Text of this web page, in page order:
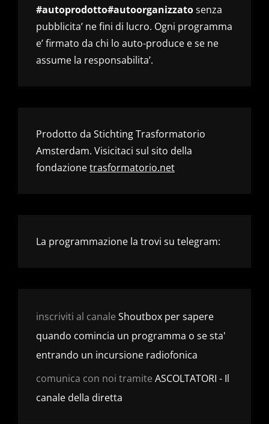
#autoprodotto#autoorganizzatosenza
pubblicita’ ne fini di lucro. Ogni programma
e’ firmato da chi lo auto-produce e se ne
assume la responsabilita’.
Prodotto da Stichting Trasformatorio
Amsterdam. Visicitaci sul sito della
fondazionetrasformatorio.net
La programmazione la trovi su telegram:
inscriviti al canale Shoutbox per sapere
quando comincia un programma o se sta'
entrando un incursione radiofonica
comunica con noi tramite ASCOLTATORI - Il
canale della diretta